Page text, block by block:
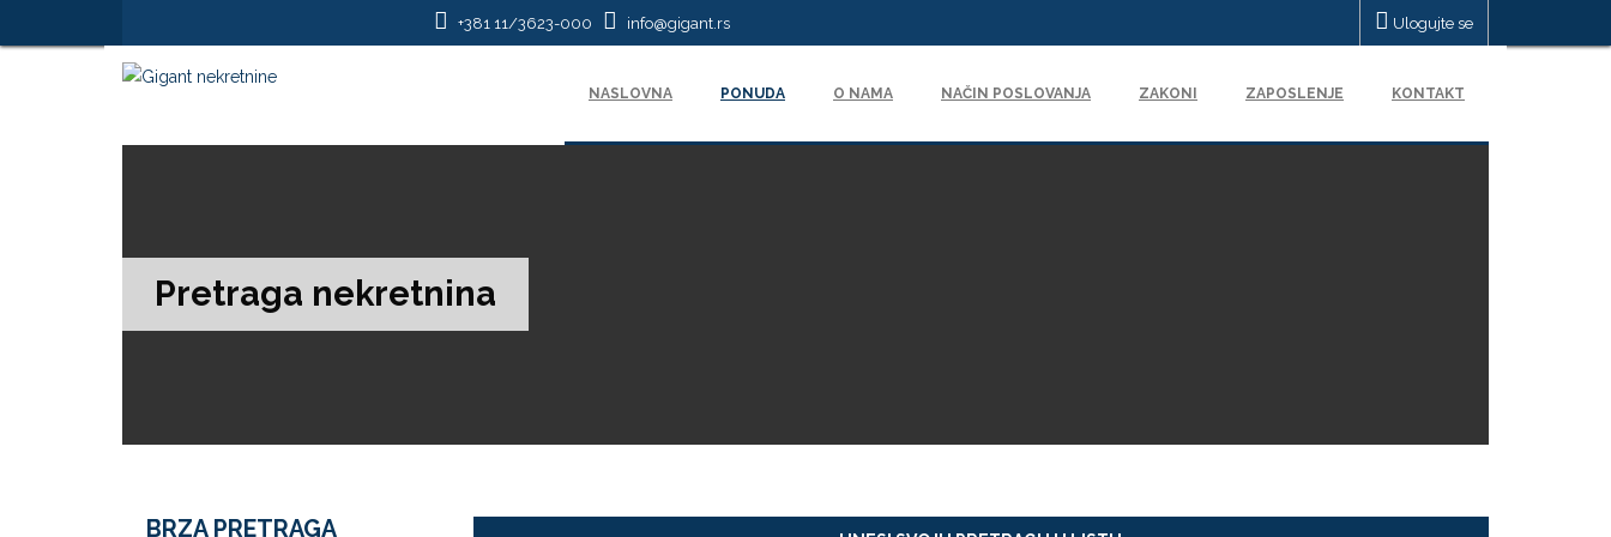
+381 11/3623-000 info@gigant.rs Ulogujte se
NASLOVNA PONUDA O NAMA NAČIN POSLOVANJA ZAKONI ZAPOSLENJE KONTAKT
Pretraga nekretnina
BRZA PRETRAGA